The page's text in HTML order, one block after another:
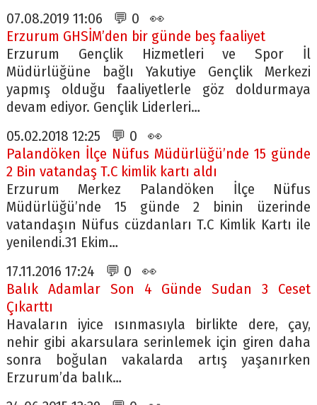
07.08.2019 11:06 💬 0 👀
Erzurum GHSİM’den bir günde beş faaliyet
Erzurum Gençlik Hizmetleri ve Spor İl
Müdürlüğüne bağlı Yakutiye Gençlik Merkezi
yapmış olduğu faaliyetlerle göz doldurmaya
devam ediyor. Gençlik Liderleri…
05.02.2018 12:25 💬 0 👀
Palandöken İlçe Nüfus Müdürlüğü’nde 15 günde
2 Bin vatandaş T.C kimlik kartı aldı
Erzurum Merkez Palandöken İlçe Nüfus
Müdürlüğü’nde 15 günde 2 binin üzerinde
vatandaşın Nüfus cüzdanları T.C Kimlik Kartı ile
yenilendi.31 Ekim…
17.11.2016 17:24 💬 0 👀
Balık Adamlar Son 4 Günde Sudan 3 Ceset
Çıkarttı
Havaların iyice ısınmasıyla birlikte dere, çay,
nehir gibi akarsulara serinlemek için giren daha
sonra boğulan vakalarda artış yaşanırken
Erzurum’da balık…